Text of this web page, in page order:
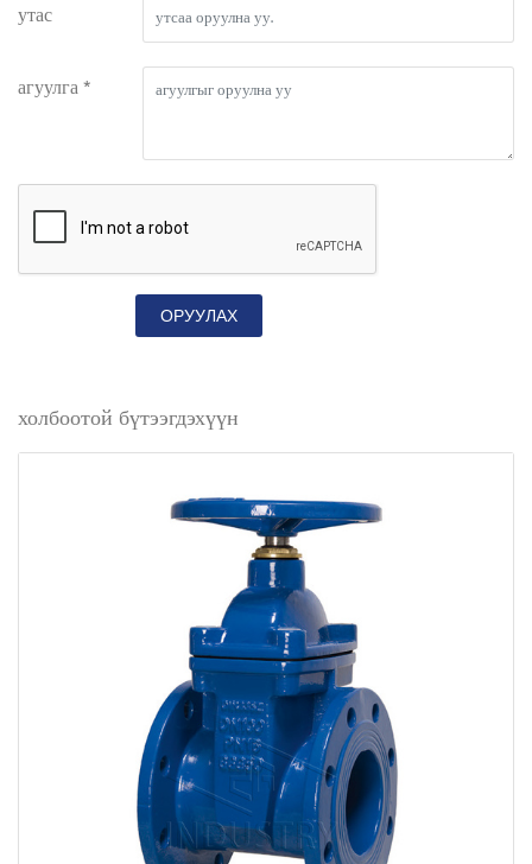
утас
агуулга *
ОРУУЛАХ
холбоотой бүтээгдэхүүн